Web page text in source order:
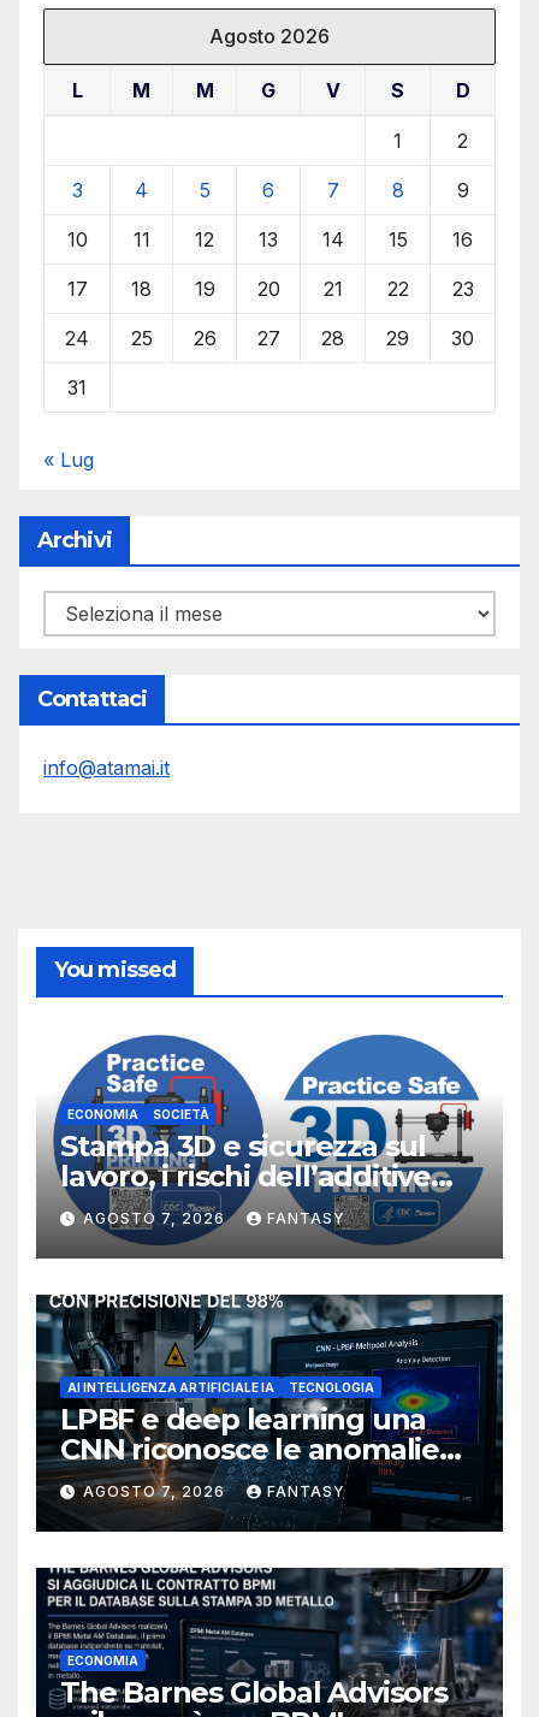
Agosto 2026
L M M G V S D
1 2
3 4 5 6 7 8 9
10 11 12 13 14 15 16
17 18 19 20 21 22 23
24 25 26 27 28 29 30
31
« Lug
Archivi
Archivi
Contattaci
info@atamai.it
You missed
ECONOMIA SOCIETÀ
Stampa 3D e sicurezza sul
lavoro, i rischi dell’additive
manufacturing secondo
NIOSH
AGOSTO 7, 2026 FANTASY
AI INTELLIGENZA ARTIFICIALE IA TECNOLOGIA
LPBF e deep learning una
CNN riconosce le anomalie
del bagno di fusione
AGOSTO 7, 2026 FANTASY
ECONOMIA
The Barnes Global Advisors